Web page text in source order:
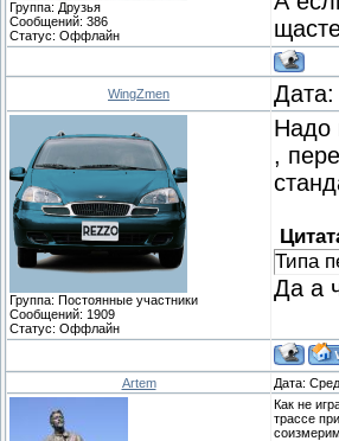
Группа: Друзья
Сообщений: 386
Статус: Оффлайн
WingZmen
Группа: Постоянные участники
Сообщений: 1909
Статус: Оффлайн
Надо
,
Типа
Да а
Artem Дата:
Как не
трассе